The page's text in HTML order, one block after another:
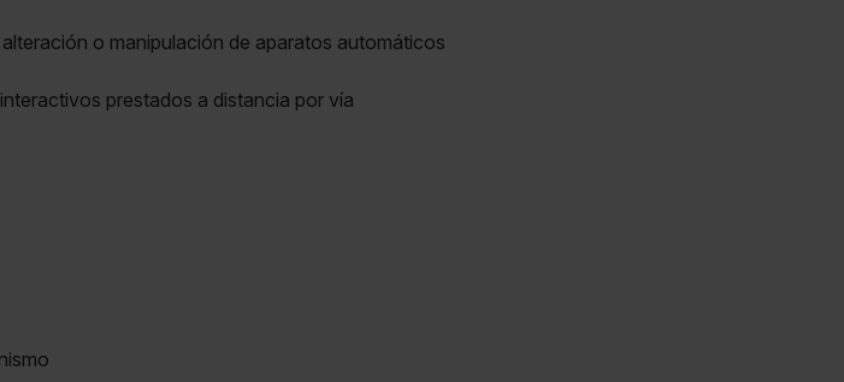
o manipulación de aparatos automáticos
prestados a distancia por vía